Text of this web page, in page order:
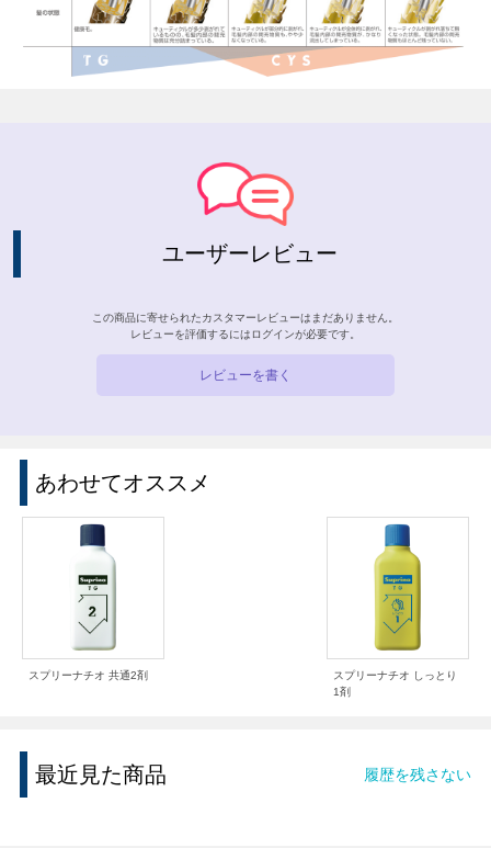
ユーザーレビュー
この商品に寄せられたカスタマーレビューはまだありません。
レビューを評価するには ログインが必要です。
レビューを書く
あわせてオススメ
スプリーナチオ 共通2剤
スプリーナチオ しっとり
1剤
最近見た商品 履歴を残さない